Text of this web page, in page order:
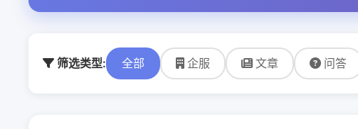
筛选类型: 全部 企服 文章 问答